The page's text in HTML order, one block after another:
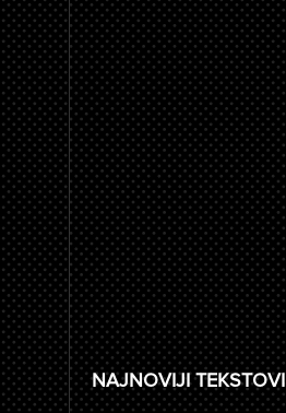
NAJNOVIJI TEKSTOVI